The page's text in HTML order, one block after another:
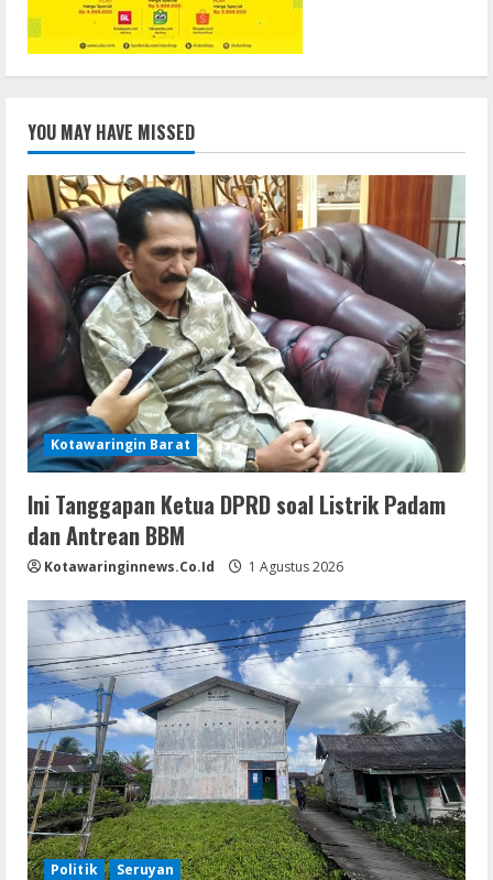
YOU MAY HAVE MISSED
Kotawaringin Barat
Ini Tanggapan Ketua DPRD soal Listrik Padam
dan Antrean BBM
Kotawaringinnews.co.id 1 Agustus 2026
Politik Seruyan